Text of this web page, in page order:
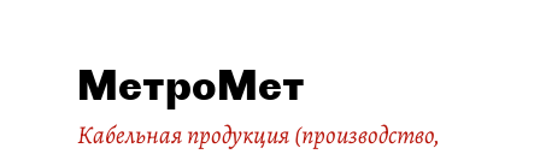
МетроМет
Кабельная продукция (производство,